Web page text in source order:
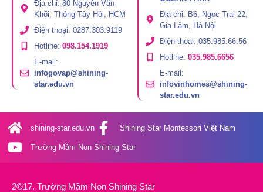
Địa chỉ: 80 Nguyễn Văn
Khối, Thông Tây Hội, HCM
Điện thoại: 0287.303.9119
Hotline: 098.154.1919
E-mail:
infogovap@shining-
star.edu.vn
Địa chỉ: B6, Ngọc Trai 22,
Gia Lâm, Hà Nội
Điện thoại: 035.985.66.56
Hotline: 035.985.6656
E-mail:
infovinhomes@shining-
star.edu.vn
shining-star.edu.vn Shining Star Montessori Việt Nam
Trường Mầm Non Shining Star
2©17. Trường Mầm Non Shining Star